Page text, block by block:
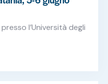
l’Università degli